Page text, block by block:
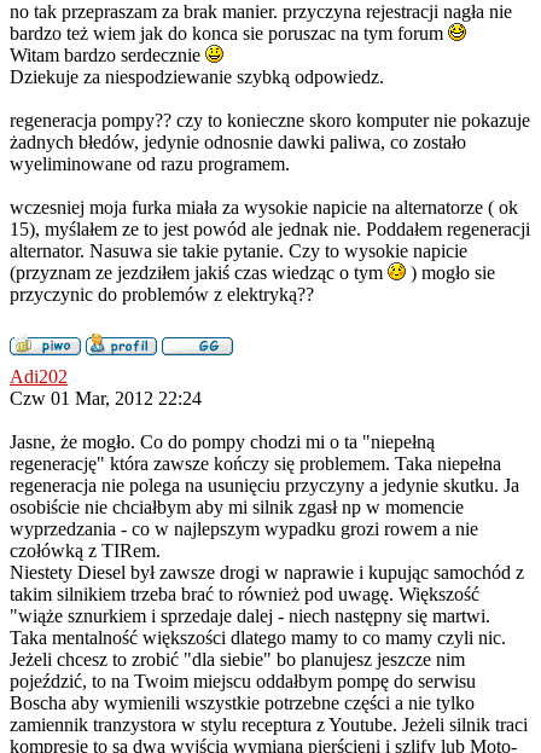
no tak przepraszam za brak manier. przyczyna rejestracji nagła nie
bardzo też wiem jak do konca sie poruszac na tym forum
Witam bardzo serdecznie
Dziekuje za niespodziewanie szybką odpowiedz.
regeneracja pompy?? czy to konieczne skoro komputer nie pokazuje
żadnych błedów, jedynie odnosnie dawki paliwa, co zostało
wyeliminowane od razu programem.
wczesniej moja furka miała za wysokie napicie na alternatorze ( ok
15), myślałem ze to jest powód ale jednak nie. Poddałem regeneracji
alternator. Nasuwa sie takie pytanie. Czy to wysokie napicie
(przyznam ze jezdziłem jakiś czas wiedząc o tym
) mogło sie
przyczynic do problemów z elektryką??
Adi202
Czw 01 Mar, 2012 22:24
Jasne, że mogło. Co do pompy chodzi mi o ta "niepełną
regenerację" która zawsze kończy się problemem. Taka niepełna
regeneracja nie polega na usunięciu przyczyny a jedynie skutku. Ja
osobiście nie chciałbym aby mi silnik zgasł np w momencie
wyprzedzania - co w najlepszym wypadku grozi rowem a nie
czołówką z TIRem.
Niestety Diesel był zawsze drogi w naprawie i kupując samochód z
takim silnikiem trzeba brać to również pod uwagę. Większość
"wiąże sznurkiem i sprzedaje dalej - niech następny się martwi.
Taka mentalność większości dlatego mamy to co mamy czyli nic.
Jeżeli chcesz to zrobić "dla siebie" bo planujesz jeszcze nim
pojeździć, to na Twoim miejscu oddałbym pompę do serwisu
Boscha aby wymienili wszystkie potrzebne części a nie tylko
zamiennik tranzystora w stylu receptura z Youtube. Jeżeli silnik traci
kompresję to są dwa wyjścia wymiana pierścieni i szlify lub Moto-